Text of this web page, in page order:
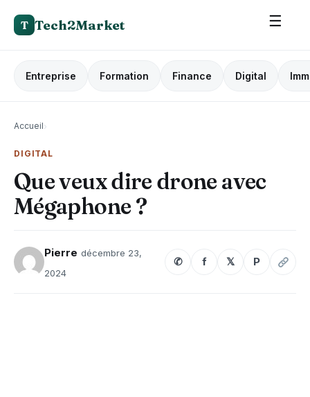
T Tech2Market ☰
Entreprise Formation Finance Digital
Accueil›
DIGITAL
Que veux dire drone avec
Mégaphone ?
Pierre décembre 23,
2024
✆ f 𝕏 P